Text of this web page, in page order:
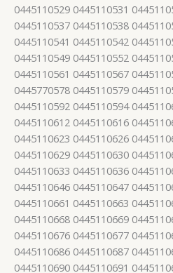
0445110529 0445110531
0445110537 0445110538
0445110541 0445110542
0445110549 0445110552
0445110561 0445110567
0445770578 0445110579
0445110592 0445110594
0445110612 0445110616
0445110623 0445110626
0445110629 0445110630
0445110633 0445110636
0445110646 0445110647
0445110661 0445110663
0445110668 0445110669
0445110676 0445110677
0445110686 0445110687
0445110690 0445110691